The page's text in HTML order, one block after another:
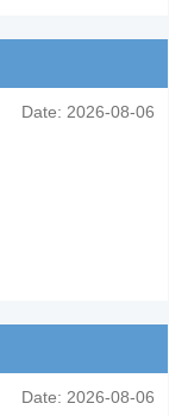
Date: 2026-08-06
Date: 2026-08-06